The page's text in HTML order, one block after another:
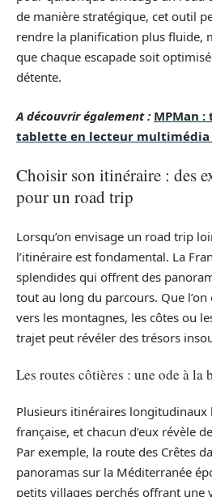
de manière stratégique, cet outil
rendre la planification plus fluide,
que chaque escapade soit
détente.
A découvrir également : MPMan
tablette en lecteur
Choisir son itinéraire : des
pour un road trip
Lorsqu’on envisage un road trip
l’itinéraire est fondamental. La
splendides qui offrent des
tout au long du parcours. Que
vers les montagnes, les côtes ou
trajet peut révéler des trésors
Les routes côtières : une ode à la
Plusieurs itinéraires longitudinaux
française, et chacun d’eux révèle
Par exemple, la route des Crêtes
panoramas sur la Méditerranée
petits villages perchés offrant une